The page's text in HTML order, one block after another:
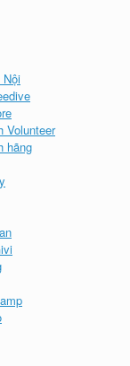
Volunteer
hãng